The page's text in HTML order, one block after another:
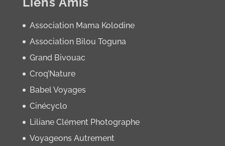
Association Mama Kolodine
Association Bilou Toguna
Grand Bivouac
Croq’Nature
Babel Voyages
Cinécyclo
Liliane Clément Photographe
Voyageons Autrement